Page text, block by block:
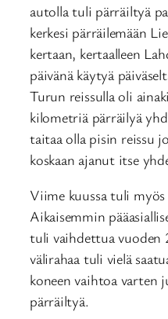
autolla tuli pärräiltyä
kerkesi pärräilemään
kertaan, kertaalleen
päivänä käytyä
Turun reissulla oli
kilometriä pärräilyä
taitaa olla pisin reissu
koskaan ajanut itse
Viime kuussa tuli
Aikaisemmin
tuli vaihdettua
välirahaa tuli vielä
koneen vaihtoa
pärräiltyä.